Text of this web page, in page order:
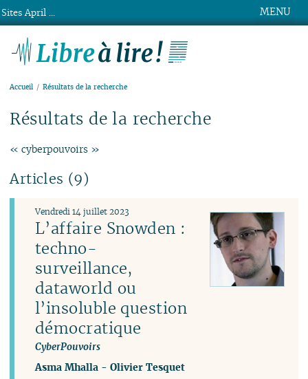
MENU
Accueil Résultats de la recherche
Résultats de la recherche
« cyberpouvoirs »
Articles (9)
L’affaire Snowden :
techno-
surveillance,
dataworld ou
l’insoluble question
démocratique
CyberPouvoirs
Vendredi 14 juillet 2023
Asma Mhalla -Olivier Tesquet
Sites April ...